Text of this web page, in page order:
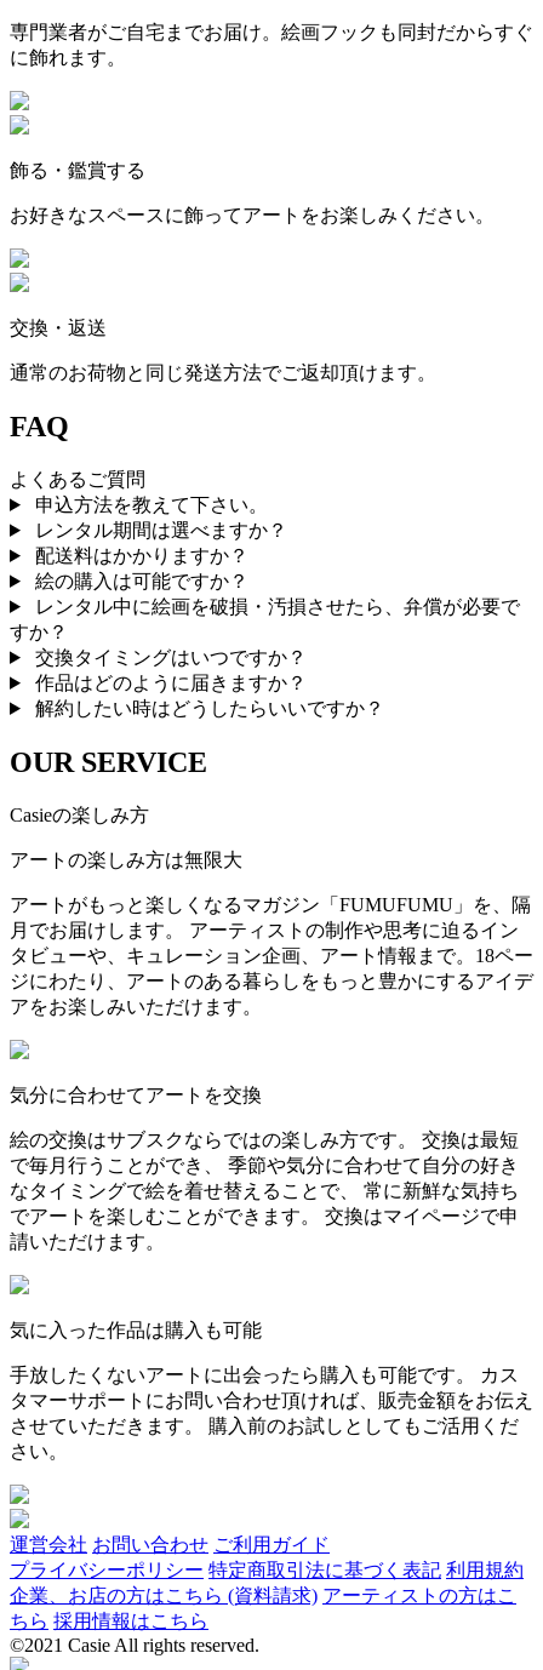
専門業者がご自宅までお届け。絵画フックも同封だからすぐ
に飾れます。
飾る・鑑賞する
お好きなスペースに飾ってアートをお楽しみください。
交換・返送
通常のお荷物と同じ発送方法でご返却頂けます。
FAQ
よくあるご質問
申込方法を教えて下さい。
レンタル期間は選べますか？
配送料はかかりますか？
絵の購入は可能ですか？
レンタル中に絵画を破損・汚損させたら、弁償が必要で
すか？
交換タイミングはいつですか？
作品はどのように届きますか？
解約したい時はどうしたらいいですか？
OUR SERVICE
Casieの楽しみ方
アートの楽しみ方は無限大
アートがもっと楽しくなるマガジン「FUMUFUMU」を、隔
月でお届けします。 アーティストの制作や思考に迫るイン
タビューや、キュレーション企画、アート情報まで。18ペー
ジにわたり、アートのある暮らしをもっと豊かにするアイデ
アをお楽しみいただけます。
気分に合わせてアートを交換
絵の交換はサブスクならではの楽しみ方です。 交換は最短
で毎月行うことができ、 季節や気分に合わせて自分の好き
なタイミングで絵を着せ替えることで、 常に新鮮な気持ち
でアートを楽しむことができます。 交換はマイページで申
請いただけます。
気に入った作品は購入も可能
手放したくないアートに出会ったら購入も可能です。 カス
タマーサポートにお問い合わせ頂ければ、販売金額をお伝え
させていただきます。 購入前のお試しとしてもご活用くだ
さい。
運営会社 お問い合わせ ご利用ガイド
プライバシーポリシー 特定商取引法に基づく表記 利用規約
企業、お店の方はこちら (資料請求) アーティストの方はこ
ちら 採用情報はこちら
©2021 Casie All rights reserved.